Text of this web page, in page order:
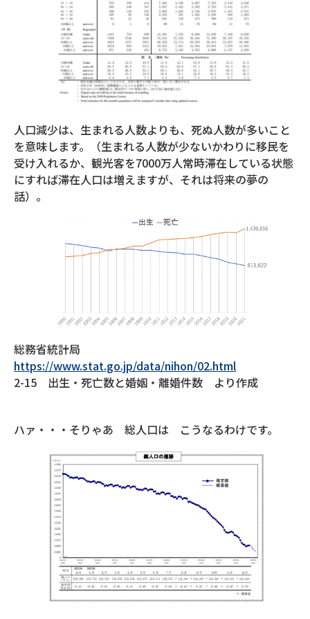
人口減少は、生まれる人数よりも、死ぬ人数が多いこと
を意味します。（生まれる人数が少ないかわりに移民を
受け入れるか、観光客を7000万人常時滞在している状態
にすれば滞在人口は増えますが、それは将来の夢の
話）。
総務省統計局
https://www.stat.go.jp/data/nihon/02.html
2-15 出生・死亡数と婚姻・離婚件数 より作成
ハァ・・・そりゃあ 総人口は こうなるわけです。